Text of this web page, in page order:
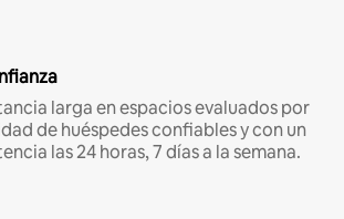
larga en espacios evaluados por
de huéspedes confiables y con un
las 24 horas, 7 días a la semana.